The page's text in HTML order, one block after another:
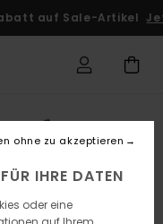
auf Sale-Artikel
IHRE DATEN
oder eine
ohne zu akzeptieren